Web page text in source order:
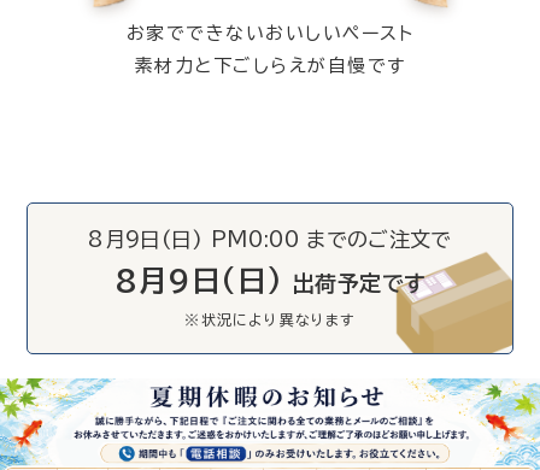
お家でできないおいしいペースト
素材力と下ごしらえが自慢です
8月9日(日) PM0:00 までのご注文で
8月9日(日) 出荷予定です